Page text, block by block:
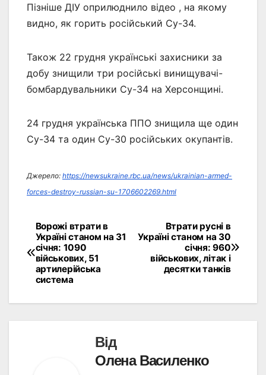
Пізніше ДІУ оприлюднило відео , на якому
видно, як горить російський Су-34.
Також 22 грудня українські захисники за
добу знищили три російські винищувачі-
бомбардувальники Су-34 на Херсонщині.
24 грудня українська ППО знищила ще один
Су-34 та один Су-30 російських окупантів.
Джерело: https://newsukraine.rbc.ua/news/ukrainian-armed-
forces-destroy-russian-su-1706602269.html
Навігація
записів
Втрати русні в
Україні станом на 30
січня: 960
військових, літак і
десятки танків
Ворожі втрати в
Україні станом на 31
січня: 1090
військових, 51
артилерійська
система
Від
Олена Василенко